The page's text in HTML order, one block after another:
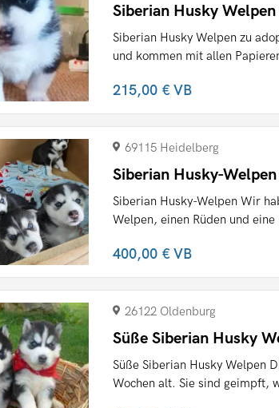
Siberian Husky
Siberian Husky Welpen zu
und kommen mit allen
215,00 €VB
69115 Heidelberg
Siberian Husky-Welpen
Siberian Husky-Welpen Wir
Welpen, einen Rüden und
400,00 €VB
26122 Oldenburg
Süße Siberian Husky
Süße Siberian Husky Welpen
Wochen alt. Sie sind geimpft,